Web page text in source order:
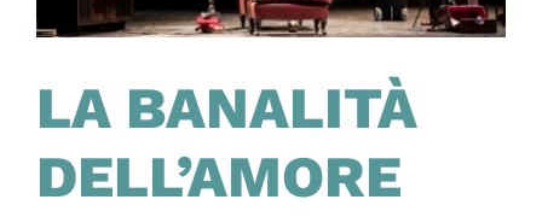
LA BANALITÀ
DELL’AMORE